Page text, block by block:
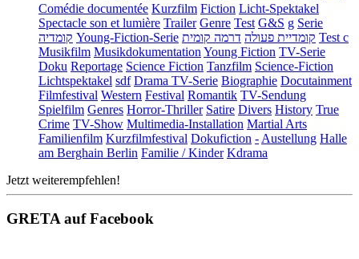
Comédie documentée Kurzfilm Fiction Licht-Spektakel
Spectacle son et lumière Trailer Genre Test G&S g Serie
קומדיה Young-Fiction-Serie קומדיית פעולה דרמה קומית
Test c
Musikfilm Musikdokumentation Young Fiction TV-Serie
Doku Reportage Science Fiction Tanzfilm Science-Fiction
Lichtspektakel sdf Drama TV-Serie Biographie Docutainment
Filmfestival Western Festival Romantik TV-Sendung
Spielfilm Genres Horror-Thriller Satire Divers History True
Crime TV-Show Multimedia-Installation Martial Arts
Familienfilm Kurzfilmfestival Dokufiction - Austellung Halle
am Berghain Berlin Familie / Kinder Kdrama
Jetzt weiterempfehlen!
GRETA auf Facebook